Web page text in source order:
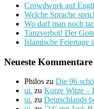
Crowdwork auf
Welche Sprache
Wo darf man noch
Tanzverbot! Der
Islamische Feiertage
Neueste Kommentare
Philos zu Die 96
ui. zu Kurze Witze –
ui. zu Deutschlands